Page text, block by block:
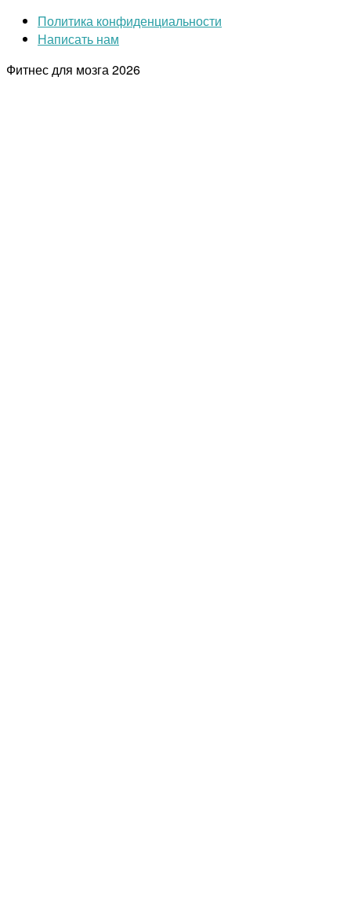
Политика конфиденциальности
Написать нам
Фитнес для мозга2026